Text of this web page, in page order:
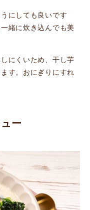
にしても良いです
緒に炊き込んでも美
にくいため、干し芋
す。おにぎりにすれ
ー